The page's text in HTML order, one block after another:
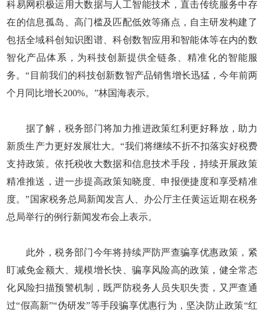
科易网积极运用大数据与人工智能技术，直击传统服务中存
在的信息孤岛、高门槛及匹配低效等痛点，自主研发构建了
包括全域科创知识图谱、科创数智应用和智能体等在内的数
智化产品体系，为科技创新提供全链条、精准化的智能服
务。“目前我们的科技创新数智产品销售增长迅猛，今年前两
个月同比增长200%。”林国海表示。
据了解，税务部门将加力推进政策红利更好释放，助力
新质生产力更好发展壮大。“我们将继续不折不扣落实好税费
支持政策。依托税收大数据和信息技术手段，持续开展政策
精准推送，进一步提高政策知晓度、申报便捷度和享受精准
度。”国家税务总局新闻发言人、办公厅主任黄运近期在税务
总局举行的例行新闻发布会上表示。
此外，税务部门今年将持续严防严查骗享优惠政策，紧
盯减免金额大、规模增长快、骗享风险高的政策，健全常态
化风险扫描预警机制，既严防税务人员失职失责，又严查通
过“假高新”“伪研发”等手段骗享优惠行为，坚决防止政策“红